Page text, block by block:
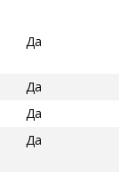
Да
Да
Да
Да